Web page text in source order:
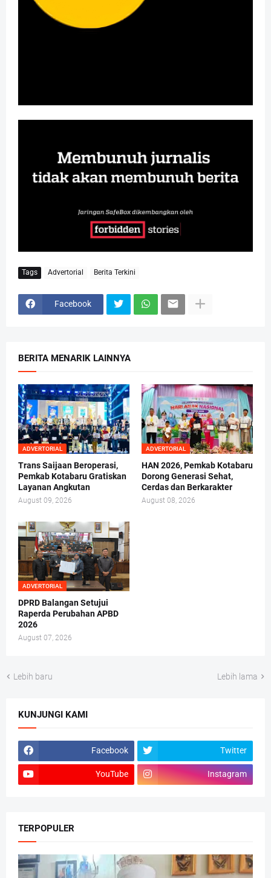
Tags Advertorial Berita Terkini
Facebook
BERITA MENARIK LAINNYA
ADVERTORIAL
Trans Saijaan Beroperasi,
Pemkab Kotabaru Gratiskan
Layanan Angkutan
August 09, 2026
ADVERTORIAL
HAN 2026, Pemkab Kotabaru
Dorong Generasi Sehat,
Cerdas dan Berkarakter
August 08, 2026
ADVERTORIAL
DPRD Balangan Setujui
Raperda Perubahan APBD
2026
August 07, 2026
Lebih baru Lebih lama
KUNJUNGI KAMI
Facebook Twitter
YouTube Instagram
TERPOPULER